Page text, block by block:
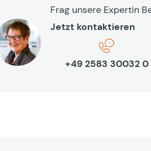
Frag unsere Expertin
Jetzt kontaktieren
+49 2583 30032 0